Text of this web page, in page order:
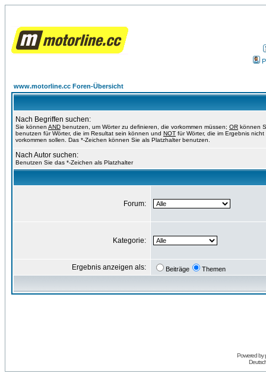
www.motorline.cc Foren-Übersicht
Nach Begriffen suchen:
Sie können AND benutzen, um Wörter zu definieren, die vorkommen müssen; OR können
benutzen für Wörter, die im Resultat sein können und NOT für Wörter, die im Ergebnis nicht
vorkommen sollen. Das *-Zeichen können Sie als Platzhalter benutzen.
Nach Autor suchen:
Benutzen Sie das *-Zeichen als Platzhalter
Forum:
Kategorie:
Ergebnis anzeigen als: Beiträge Themen
Powered by